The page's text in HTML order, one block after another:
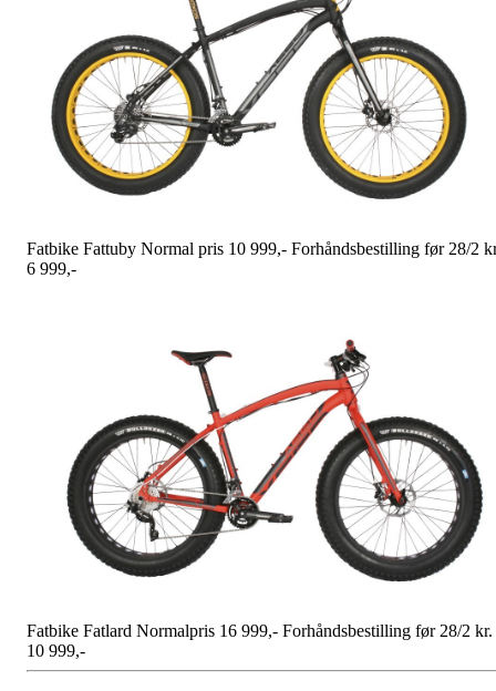
Fatbike Fattuby Normal pris 10 999,- Forhåndsbestilling før 28/2
6 999,-
Fatbike Fatlard Normalpris 16 999,- Forhåndsbestilling før 28/2 kr.
10 999,-